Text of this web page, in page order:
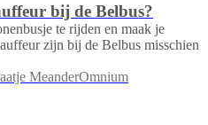
bij de Belbus?
te rijden en maak je
zijn bij de Belbus misschien
MeanderOmnium